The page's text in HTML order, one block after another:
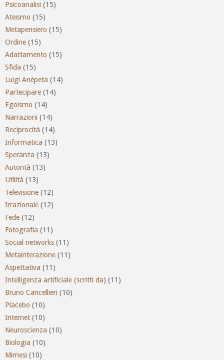
Psicoanalisi (15)
Ateismo (15)
Metapensiero (15)
Ordine (15)
Adattamento (15)
Sfida (15)
Luigi Anèpeta (14)
Partecipare (14)
Egoismo (14)
Narrazioni (14)
Reciprocità (14)
Informatica (13)
Speranza (13)
Autorità (13)
Utilità (13)
Televisione (12)
Irrazionale (12)
Fede (12)
Fotografia (11)
Social networks (11)
Metainterazione (11)
Aspettativa (11)
Intelligenza artificiale (scritti da) (11)
Bruno Cancellieri (10)
Placebo (10)
Internet (10)
Neuroscienza (10)
Biologia (10)
Mimesi (10)